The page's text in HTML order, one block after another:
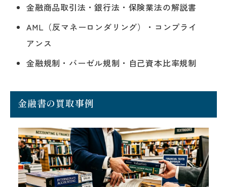
金融商品取引法・銀行法・保険業法の解説書
AML（反マネーロンダリング）・コンプライ
アンス
金融規制・バーゼル規制・自己資本比率規制
金融書の買取事例